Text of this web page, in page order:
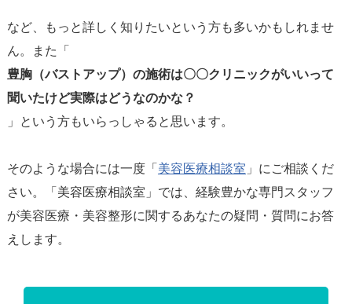
など、もっと詳しく知りたいという方も多いかもしれませ
ん。また「
豊胸（バストアップ）の施術は〇〇クリニックがいいって
聞いたけど実際はどうなのかな？
」という方もいらっしゃると思います。
そのような場合には一度「美容医療相談室 」にご相談くだ
さい。「美容医療相談室」では、経験豊かな専門スタッフ
が美容医療・美容整形に関するあなたの疑問・質問にお答
えします。